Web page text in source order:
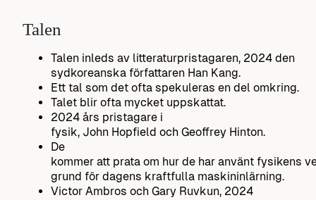
Talen
Talen inleds av litteraturpristagaren, 2024 den
sydkoreanska författaren Han Kang.
Ett tal som det ofta spekuleras en del omkring.
Talet blir ofta mycket uppskattat.
2024 års pristagare i
fysik, John Hopfield och Geoffrey Hinton.
De
kommer att prata om hur de har använt
grund för dagens kraftfulla maskininlärning.
Victor Ambros och Gary Ruvkun, 2024